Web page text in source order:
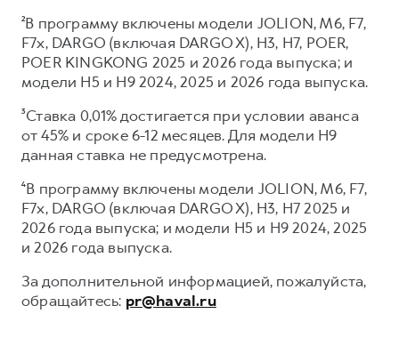
²В программу включены модели JOLION, M6, F7,
F7x, DARGO (включая DARGO X), H3, H7, POER,
POER KINGKONG 2025 и 2026 года выпуска; и
модели H5 и H9 2024, 2025 и 2026 года выпуска.
³Ставка 0,01% достигается при условии аванса
от 45% и сроке 6-12 месяцев. Для модели H9
данная ставка не предусмотрена.
⁴В программу включены модели JOLION, M6, F7,
F7x, DARGO (включая DARGO X), H3, H7 2025 и
2026 года выпуска; и модели H5 и H9 2024, 2025
и 2026 года выпуска.
За дополнительной информацией, пожалуйста,
обращайтесь: pr@haval.ru